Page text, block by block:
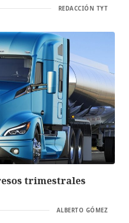
REDACCIÓN TYT
trimestrales
ALBERTO GÓMEZ